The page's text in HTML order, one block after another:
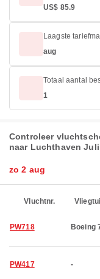
US$ 85.9
Laagste
aug
Totaal aantal
1
Controleer
naar Luchthaven
zo 2 aug
Vluchtnr.
PW718 Boeing
PW417 -